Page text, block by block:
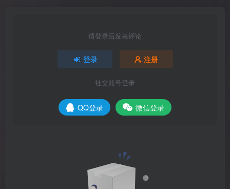
请登录后发表评论
登录 注册
社交账号登录
QQ登录 微信登录